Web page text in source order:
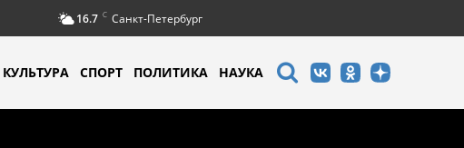
16.7 C Санкт-Петербург
КУЛЬТУРА СПОРТ ПОЛИТИКА НАУКА